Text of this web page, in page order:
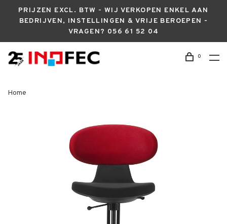
PRIJZEN EXCL. BTW - WIJ VERKOPEN ENKEL AAN
BEDRIJVEN, INSTELLINGEN & VRIJE BEROEPEN -
VRAGEN? 056 61 52 04
0
Home